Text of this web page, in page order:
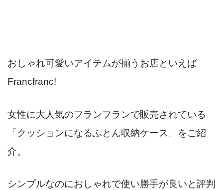
おしゃれ可愛いアイテムが揃うお店といえば
Francfranc!
女性に大人気のフランフランで販売されている
「クッションになるふとん収納ケース」をご紹
介。
シンプルなのにおしゃれで使い勝手が良いと評判